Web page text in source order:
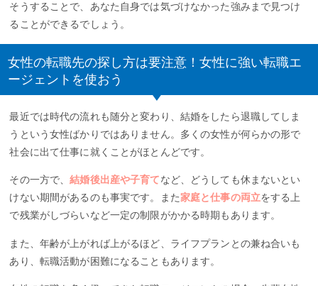
そうすることで、あなた自身では気づけなかった強みまで見つけ
ることができるでしょう。
女性の転職先の探し方は要注意！女性に強い転職エ
ージェントを使おう
最近では時代の流れも随分と変わり、結婚をしたら退職してしま
うという女性ばかりではありません。多くの女性が何らかの形で
社会に出て仕事に就くことがほとんどです。
その一方で、結婚後出産や子育てなど、どうしても休まないとい
けない期間があるのも事実です。また家庭と仕事の両立をする上
で残業がしづらいなど一定の制限がかかる時期もあります。
また、年齢が上がれば上がるほど、ライフプランとの兼ね合いも
あり、転職活動が困難になることもあります。